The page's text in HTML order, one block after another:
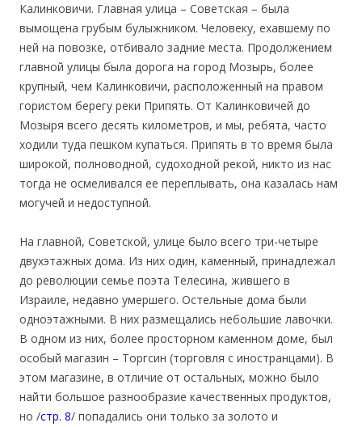
Калинковичи. Главная улица – Советская – была
вымощена грубым булыжником. Человеку, ехавшему по
ней на повозке, отбивало задние места. Продолжением
главной улицы была дорога на город Мозырь, более
крупный, чем Калинковичи, расположенный на правом
гористом берегу реки Припять. От Калинковичей до
Мозыря всего десять километров, и мы, ребята, часто
ходили туда пешком купаться. Припять в то время была
широкой, полноводной, судоходной рекой, никто из нас
тогда не осмеливался ее переплывать, она казалась нам
могучей и недоступной.
На главной, Советской, улице было всего три-четыре
двухэтажных дома. Из них один, каменный, принадлежал
до революции семье поэта Телесина, жившего в
Израиле, недавно умершего. Остельные дома были
одноэтажными. В них размещались небольшие лавочки.
В одном из них, более просторном каменном доме, был
особый магазин – Торгсин (торговля с иностранцами). В
этом магазине, в отличие от остальных, можно было
найти большое разнообразие качественных продуктов,
но /стр. 8/ попадались они только за золото и